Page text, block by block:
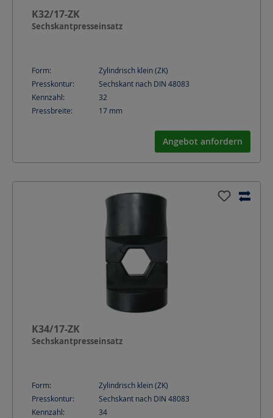
K32/17-ZK
Sechskantpresseinsatz
Form:
Zylindrisch klein (ZK)
Presskontur:
Sechskant nach DIN 48083
Kennzahl:
32
Pressbreite:
17 mm
Angebot anfordern
K34/17-ZK
Sechskantpresseinsatz
Form:
Zylindrisch klein (ZK)
Presskontur:
Sechskant nach DIN 48083
Kennzahl:
34